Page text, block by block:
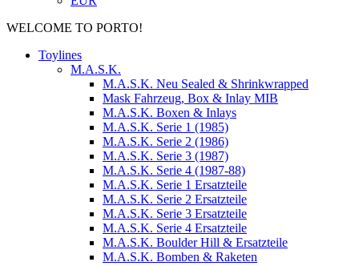
WELCOME TO PORTO!
Toylines
M.A.S.K.
M.A.S.K. Neu Sealed & Shrinkwrapped
Mask Fahrzeug, Box & Inlay MIB
M.A.S.K. Boxen & Inlays
M.A.S.K. Serie 1 (1985)
M.A.S.K. Serie 2 (1986)
M.A.S.K. Serie 3 (1987)
M.A.S.K. Serie 4 (1987-88)
M.A.S.K. Serie 1 Ersatzteile
M.A.S.K. Serie 2 Ersatzteile
M.A.S.K. Serie 3 Ersatzteile
M.A.S.K. Serie 4 Ersatzteile
M.A.S.K. Boulder Hill & Ersatzteile
M.A.S.K. Bomben & Raketen